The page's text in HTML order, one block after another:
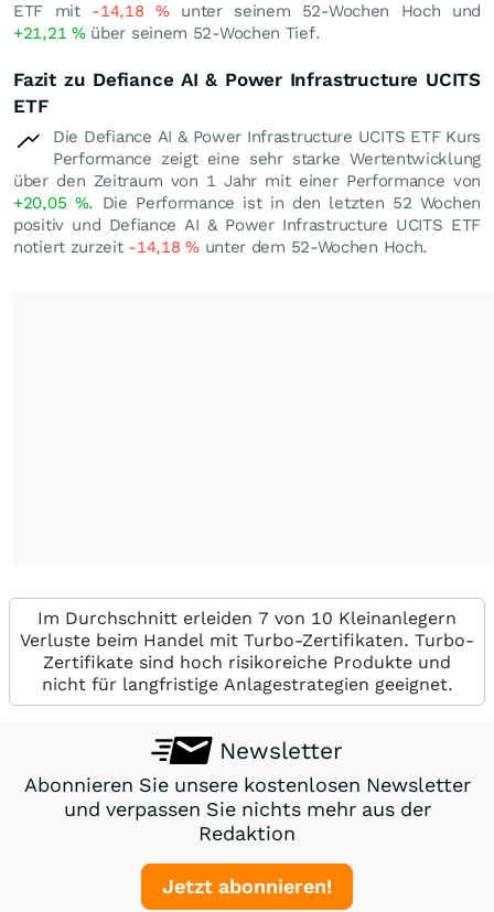
ETF mit -14,18 %unter seinem 52-Wochen Hoch und
+21,21 %über seinem 52-Wochen Tief.
Fazit zu Defiance AI & Power Infrastructure UCITS
ETF
Die Defiance AI & Power Infrastructure UCITS ETF Kurs
Performance zeigt eine sehr starke Wertentwicklung
über den Zeitraum von 1 Jahr mit einer Performance von
+20,05 %. Die Performance ist in den letzten 52 Wochen
positiv und Defiance AI & Power Infrastructure UCITS ETF
notiert zurzeit -14,18%unter dem 52-Wochen Hoch.
Im Durchschnitt erleiden 7 von 10 Kleinanlegern
Verluste beim Handel mit Turbo-Zertifikaten. Turbo-
Zertifikate sind hoch risikoreiche Produkte und
nicht für langfristige Anlagestrategien geeignet.
Newsletter
Abonnieren Sie unsere kostenlosen Newsletter
und verpassen Sie nichts mehr aus der
Redaktion
Jetzt abonnieren!